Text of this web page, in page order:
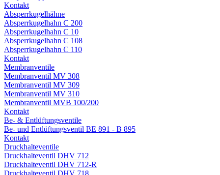
Kontakt
Absperrkugelhähne
Absperrkugelhahn C 200
Absperrkugelhahn C 10
Absperrkugelhahn C 108
Absperrkugelhahn C 110
Kontakt
Membranventile
Membranventil MV 308
Membranventil MV 309
Membranventil MV 310
Membranventil MVB 100/200
Kontakt
Be- & Entlüftungsventile
Be- und Entlüftungsventil BE 891 - B 895
Kontakt
Druckhalteventile
Druckhalteventil DHV 712
Druckhalteventil DHV 712-R